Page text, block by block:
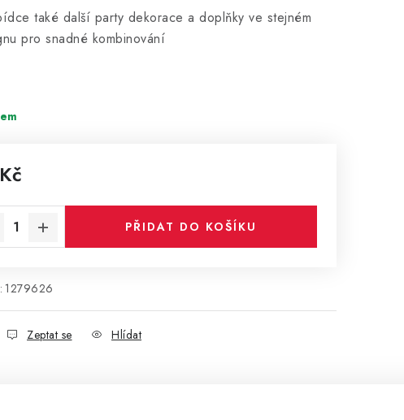
také další party dekorace a doplňky ve stejném
pro snadné kombinování
PŘIDAT DO KOŠÍKU
1279626
Zeptat se Hlídat